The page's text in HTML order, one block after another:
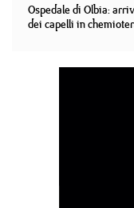
Ospedale di Olbia:
dei capelli in